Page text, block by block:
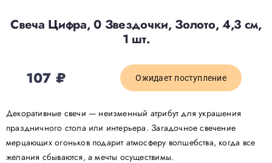
О нас
Политика конфиденциальности
Свеча Цифра, 0 Звездочки, Золото, 4,3 см,
1 шт.
107₽ Ожидает поступление
Декоративные свечи — неизменный атрибут для украшения
праздничного стола или интерьера. Загадочное свечение
мерцающих огоньков подарит атмосферу волшебства, когда все
желания сбываются, а мечты осуществимы.